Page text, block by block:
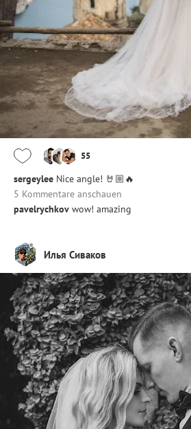
55
sergeylee Nice angle! 🤘🏼🔥
5 Kommentare anschauen
pavelrychkov wow! amazing
Илья Сиваков